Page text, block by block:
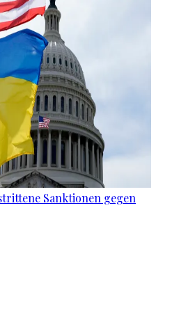
Sanktionen gegen